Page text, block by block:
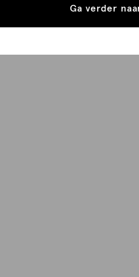
Ga verder